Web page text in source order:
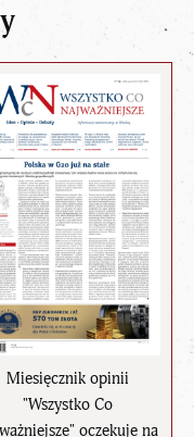
Miesięcznik opinii
"Wszystko Co
oczekuje na